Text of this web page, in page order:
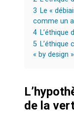
3 Le «
comme un
4 L’éthique
5 L’éthique
« by design
de la